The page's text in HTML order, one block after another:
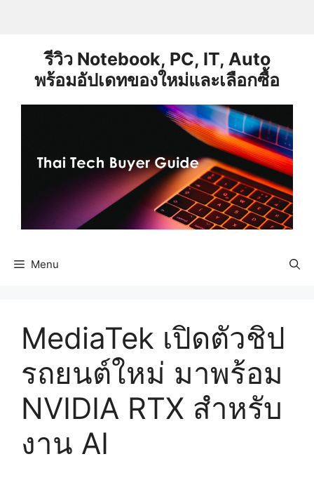
รีวิว Notebook, PC, IT, Auto
พร้อมอัปเดทของใหม่และเลือกซื้อ
Menu
MediaTek เปิดตัวชิป
รถยนต์ใหม่ มาพร้อม
NVIDIA RTX สำหรับ
งาน AI